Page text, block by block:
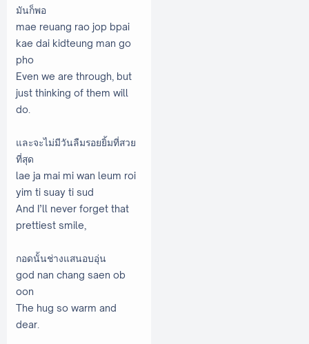
มันก็พอ
mae reuang rao jop bpai
kae dai kidteung man go
pho
Even we are through, but
just thinking of them will
do.
และจะไม่มีวันลืมรอยยิ้มที่สวย
ที่สุด
lae ja mai mi wan leum roi
yim ti suay ti sud
And I’ll never forget that
prettiest smile,
กอดนั้นช่างแสนอบอุ่น
god nan chang saen ob
oon
The hug so warm and
dear.